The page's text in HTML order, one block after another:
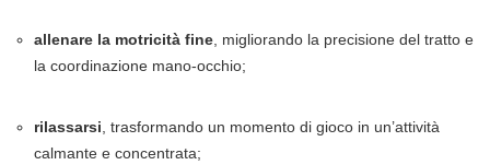
allenare la motricità fine , migliorando la precisione del tratto e
la coordinazione mano-occhio;
rilassarsi , trasformando un momento di gioco in un’attività
calmante e concentrata;